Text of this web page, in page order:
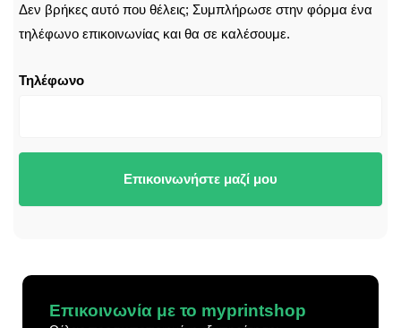
Δεν βρήκες αυτό που θέλεις; Συμπλήρωσε στην φόρμα ένα
τηλέφωνο επικοινωνίας και θα σε καλέσουμε.
Τηλέφωνο
Επικοινωνήστε μαζί μου
Επικοινωνία με το myprintshop